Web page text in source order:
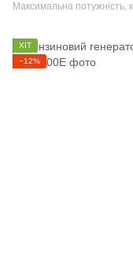
Максимальна потужність,
ХІТ
−12%